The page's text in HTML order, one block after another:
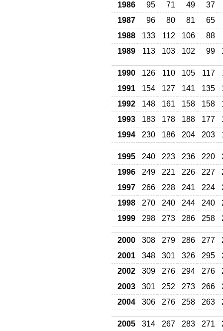
1986
95 71 49
37
1987
96 80 81
65
1988
133 112 106
88
1989
113 103 102 99
1990 126 110 105 117
1991
154 127 141 135
1992
148 161 158 158
1993
183 178 188 177
1994
230 186 204 203
1995 240 223 236 220
1996
249 221 226 227
1997
266 228 241 224
1998
270 240 244 240
1999
298 273 286 258
2000 308 279 286 277
2001
348 301 326 295
2002
309 276 294 276
2003
301 252 273 266
2004
306 276 258 263
2005 314 267 283 271